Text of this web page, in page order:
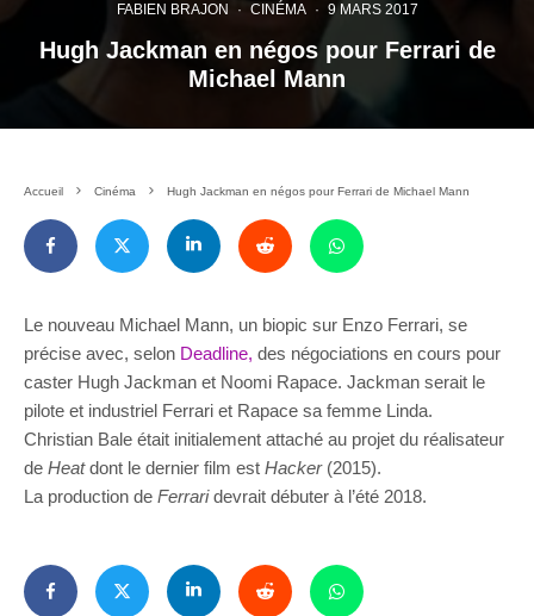
FABIEN BRAJON · CINÉMA · 9 MARS 2017
Hugh Jackman en négos pour Ferrari de
Michael Mann
Accueil Cinéma Hugh Jackman en négos pour Ferrari de Michael Mann
Le nouveau Michael Mann, un biopic sur Enzo Ferrari, se
précise avec, selon Deadline, des négociations en cours pour
caster Hugh Jackman et Noomi Rapace. Jackman serait le
pilote et industriel Ferrari et Rapace sa femme Linda.
Christian Bale était initialement attaché au projet du réalisateur
de Heatdont le dernier film est Hacker(2015).
La production de Ferraridevrait débuter à l’été 2018.